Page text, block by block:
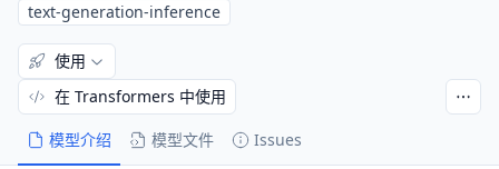
text-generation-inference
模型介绍 模型文件 Issues
使用
在 Transformers 中使用